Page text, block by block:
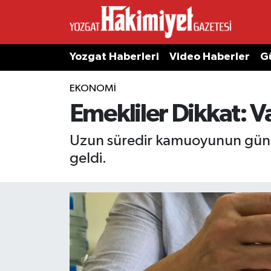
Yozgat Haberleri Video Haberler
EKONOMI
Emekliler Dikkat:
Uzun süredir kamuoyunun
geldi.